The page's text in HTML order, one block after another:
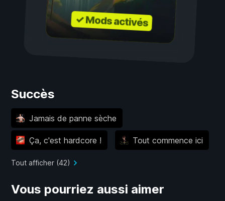
✓ Mods activés
Succès
Jamais de panne sèche
Ça, c'est hardcore ! Tout commence ici
Tout afficher (42)
Vous pourriez aussi aimer